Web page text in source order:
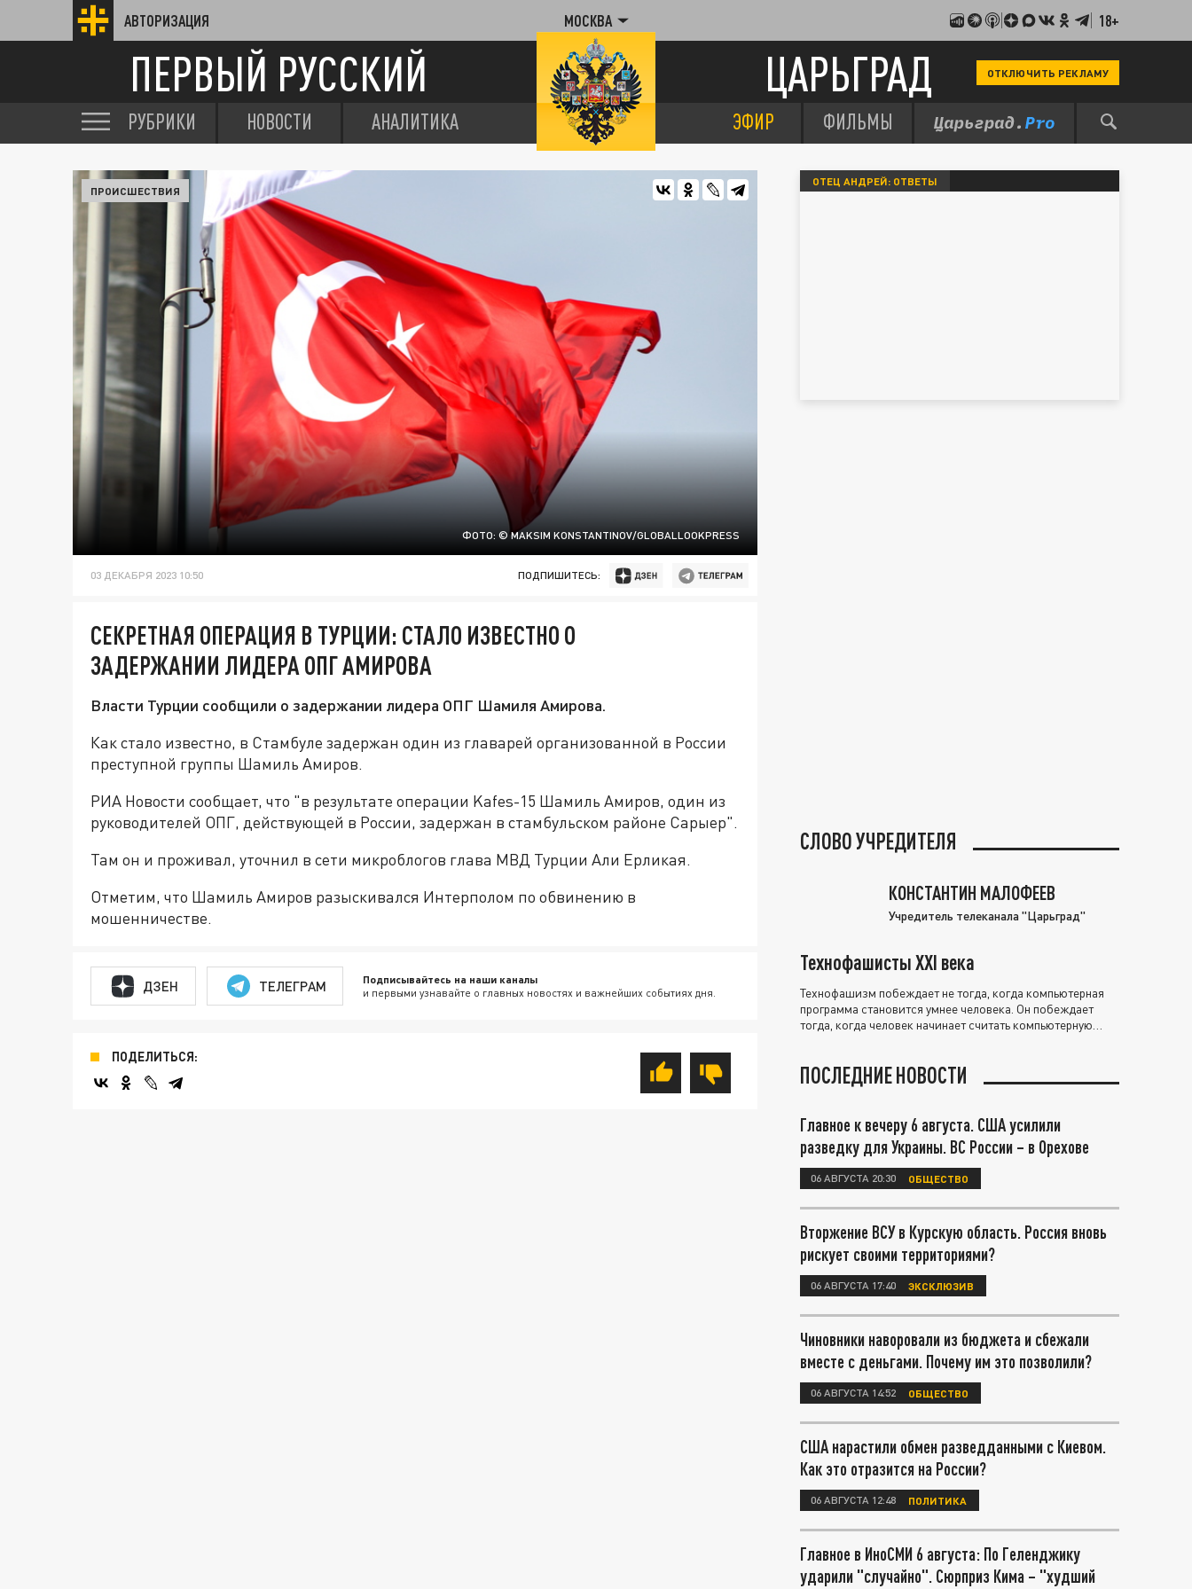
АВТОРИЗАЦИЯ МОСКВА 18+
ПЕРВЫЙ РУССКИЙ ЦАРЬГРАД ОТКЛЮЧИТЬ РЕКЛАМУ
РУБРИКИ НОВОСТИ АНАЛИТИКА ЭФИР ФИЛЬМЫ
ФОТО: © MAKSIM KONSTANTINOV/GLOBALLOOKPRESS
ПРОИСШЕСТВИЯ
03 ДЕКАБРЯ 2023 10:50 ПОДПИШИТЕСЬ:
СЕКРЕТНАЯ ОПЕРАЦИЯ В ТУРЦИИ: СТАЛО ИЗВЕСТНО О
ЗАДЕРЖАНИИ ЛИДЕРА ОПГ АМИРОВА
Власти Турции сообщили о задержании лидера ОПГ Шамиля Амирова.
Как стало известно, в Стамбуле задержан один из главарей организованной в России
преступной группы Шамиль Амиров.
РИА Новости сообщает, что "в результате операции Kafes-15 Шамиль Амиров, один из
руководителей ОПГ, действующей в России, задержан в стамбульском районе Сарыер".
Там он и проживал, уточнил в сети микроблогов глава МВД Турции Али Ерликая.
Отметим, что Шамиль Амиров разыскивался Интерполом по обвинению в
мошенничестве.
ДЗЕН ТЕЛЕГРАМ Подписывайтесь на наши каналы
и первыми узнавайте о главных новостях и важнейших событиях дня.
ПОДЕЛИТЬСЯ:
ОТЕЦ АНДРЕЙ: ОТВЕТЫ
СЛОВО УЧРЕДИТЕЛЯ
КОНСТАНТИН МАЛОФЕЕВ
Учредитель телеканала "Царьград"
Технофашисты XXI века
Технофашизм побеждает не тогда, когда компьютерная
программа становится умнее человека. Он побеждает
тогда, когда человек начинает считать компьютерную
ПОСЛЕДНИЕ НОВОСТИ
Главное к вечеру 6 августа. США усилили
разведку для Украины. ВС России – в Орехове
06 АВГУСТА 20:30 ОБЩЕСТВО
Вторжение ВСУ в Курскую область. Россия вновь
рискует своими территориями?
06 АВГУСТА 17:40 ЭКСКЛЮЗИВ
Чиновники наворовали из бюджета и сбежали
вместе с деньгами. Почему им это позволили?
06 АВГУСТА 14:52 ОБЩЕСТВО
США нарастили обмен разведданными с Киевом.
Как это отразится на России?
06 АВГУСТА 12:48 ПОЛИТИКА
Главное в ИноСМИ 6 августа: По Геленджику
ударили "случайно". Сюрприз Кима – "худший